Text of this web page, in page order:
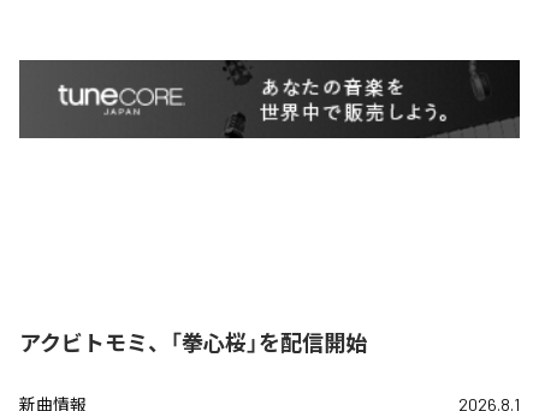
アクビトモミ、「拳心桜」を配信開始
新曲情報 2026.8.1